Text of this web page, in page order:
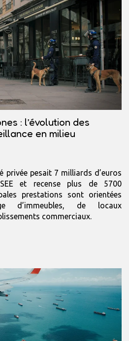
: l’évolution des
en milieu
privée pesait 7 milliards d’euros
et recense plus de 5700
prestations sont orientées
d’immeubles, de locaux
commerciaux.